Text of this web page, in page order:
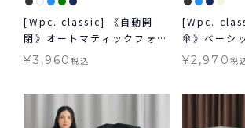
[Wpc. classic] 《自動開
閉》オートマティックフォー
ルディングアンブレラ
雨傘 折りたたみ 晴雨兼用ク
ラシック ギフト対象
¥3,960税込
[Wpc.
傘》ベーシ
ンブレラ
¥2,970 税